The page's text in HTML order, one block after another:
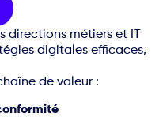
directions métiers et IT
digitales efficaces,
de valeur :